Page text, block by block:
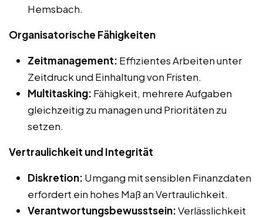
Hemsbach.
Organisatorische Fähigkeiten
Zeitmanagement: Effizientes Arbeiten unter
Zeitdruck und Einhaltung von Fristen.
Multitasking: Fähigkeit, mehrere Aufgaben
gleichzeitig zu managen und Prioritäten zu
setzen.
Vertraulichkeit und Integrität
Diskretion: Umgang mit sensiblen Finanzdaten
erfordert ein hohes Maß an Vertraulichkeit.
Verantwortungsbewusstsein:Verlässlichkeit